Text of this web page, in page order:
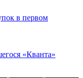
в первом
«Кванта»